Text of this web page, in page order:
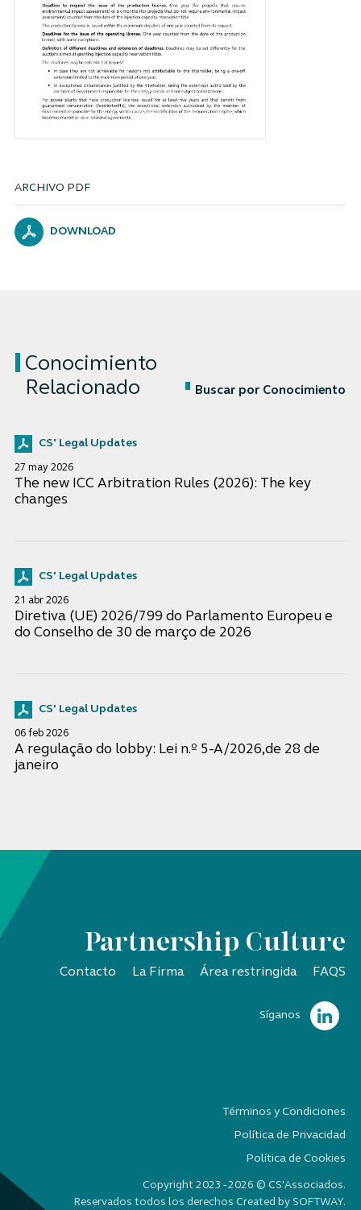
ARCHIVO PDF
DOWNLOAD
Conocimiento
Relacionado
Buscar por Conocimiento
CS' Legal Updates
27 may 2026
The new ICC Arbitration Rules (2026): The key
changes
CS' Legal Updates
21 abr 2026
Diretiva (UE) 2026/799 do Parlamento Europeu e
do Conselho de 30 de março de 2026
CS' Legal Updates
06 feb 2026
A regulação do lobby: Lei n.º 5-A/2026,de 28 de
janeiro
Partnership Culture
Contacto La Firma Área restringida FAQS
Síganos
Términos y Condiciones
Política de Privacidad
Política de Cookies
Copyright 2023 - 2026 © CS'Associados.
Reservados todos los derechos Created by SOFTWAY.